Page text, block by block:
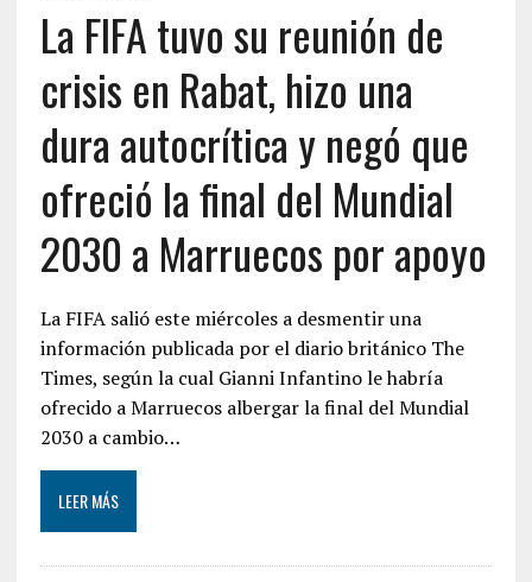
La FIFA tuvo su reunión de
crisis en Rabat, hizo una
dura autocrítica y negó que
ofreció la final del Mundial
2030 a Marruecos por apoyo
La FIFA salió este miércoles a desmentir una
información publicada por el diario británico The
Times, según la cual Gianni Infantino le habría
ofrecido a Marruecos albergar la final del Mundial
2030 a cambio…
LEER MÁS